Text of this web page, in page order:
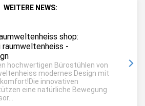
WEITERE NEWS:
shop:
raumweltenheiss -
hochwertigen Bürostühlen von
modernes Design mit
innovativen
eine natürliche Bewegung